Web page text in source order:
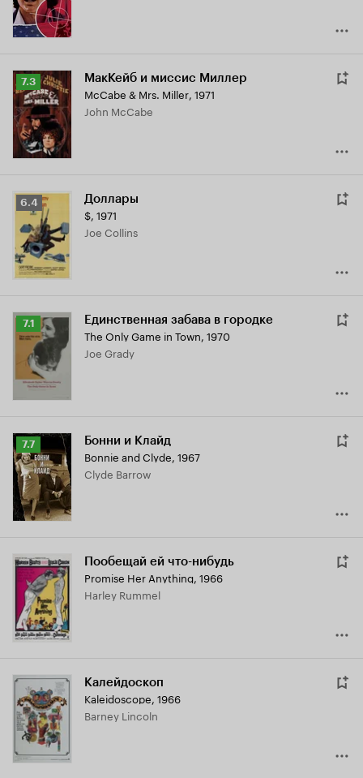
Рейтинг
Кинопоиска
7.3
7.3 МакКейб и миссис Миллер
McCabe & Mrs. Miller, 1971
John McCabe
Рейтинг
Кинопоиска
6.4
6.4 Доллары
$, 1971
Joe Collins
Рейтинг
Кинопоиска
7.1
7.1 Единственная забава в городке
The Only Game in Town, 1970
Joe Grady
Рейтинг
Кинопоиска
7.7
7.7 Бонни и Клайд
Bonnie and Clyde, 1967
Clyde Barrow
Пообещай ей что-нибудь
Promise Her Anything, 1966
Harley Rummel
Калейдоскоп
Kaleidoscope, 1966
Barney Lincoln